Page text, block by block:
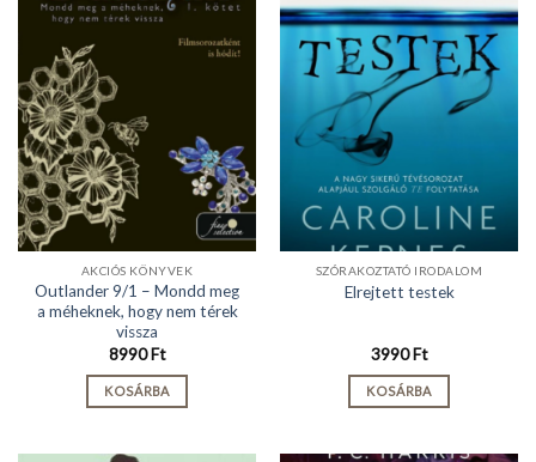
AKCIÓS KÖNYVEK
Outlander 9/1 – Mondd meg
a méheknek, hogy nem térek
vissza
8990Ft
KOSÁRBA
SZÓRAKOZTATÓ IRODALOM
Elrejtett testek
3990Ft
KOSÁRBA